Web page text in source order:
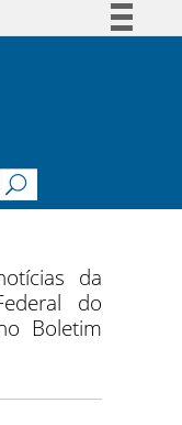
Legislação
da
do
Boletim